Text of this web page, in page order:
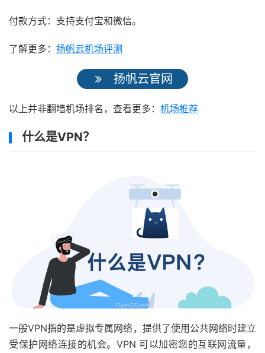
付款方式：支持支付宝和微信。
了解更多： 扬帆云机场评测
扬帆云官网
以上并非翻墙机场排名，查看更多： 机场推荐
什么是VPN？
一般VPN指的是虚拟专属网络，提供了使用公共网络时建立
受保护网络连接的机会。VPN 可以加密您的互联网流量，